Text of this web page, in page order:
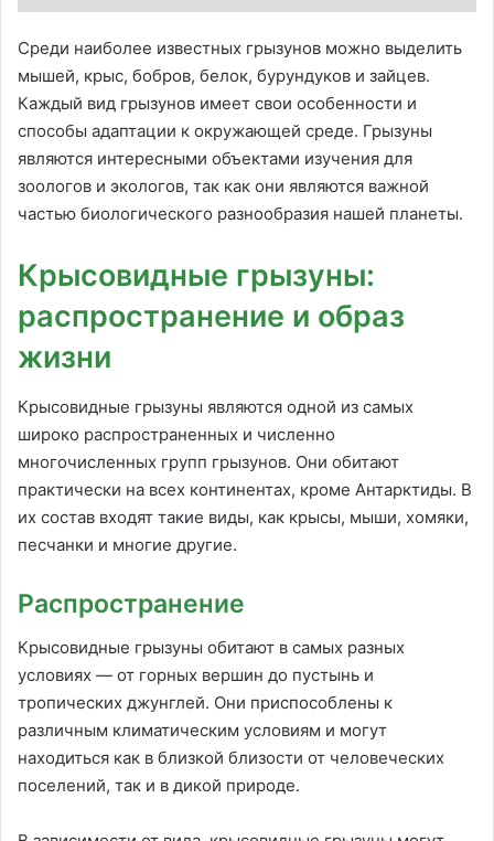
Среди наиболее известных грызунов можно выделить
мышей, крыс, бобров, белок, бурундуков и зайцев.
Каждый вид грызунов имеет свои особенности и
способы адаптации к окружающей среде. Грызуны
являются интересными объектами изучения для
зоологов и экологов, так как они являются важной
частью биологического разнообразия нашей планеты.
Крысовидные грызуны:
распространение и образ
жизни
Крысовидные грызуны являются одной из самых
широко распространенных и численно
многочисленных групп грызунов. Они обитают
практически на всех континентах, кроме Антарктиды. В
их состав входят такие виды, как крысы, мыши, хомяки,
песчанки и многие другие.
Распространение
Крысовидные грызуны обитают в самых разных
условиях — от горных вершин до пустынь и
тропических джунглей. Они приспособлены к
различным климатическим условиям и могут
находиться как в близкой близости от человеческих
поселений, так и в дикой природе.